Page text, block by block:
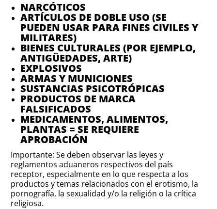
NARCÓTICOS
ARTÍCULOS DE DOBLE USO (SE
PUEDEN USAR PARA FINES CIVILES Y
MILITARES)
BIENES CULTURALES (POR EJEMPLO,
ANTIGÜEDADES, ARTE)
EXPLOSIVOS
ARMAS Y MUNICIONES
SUSTANCIAS PSICOTRÓPICAS
PRODUCTOS DE MARCA
FALSIFICADOS
MEDICAMENTOS, ALIMENTOS,
PLANTAS = SE REQUIERE
APROBACIÓN
Importante: Se deben observar las leyes y
reglamentos aduaneros respectivos del país
receptor, especialmente en lo que respecta a los
productos y temas relacionados con el erotismo, la
pornografía, la sexualidad y/o la religión o la crítica
religiosa.